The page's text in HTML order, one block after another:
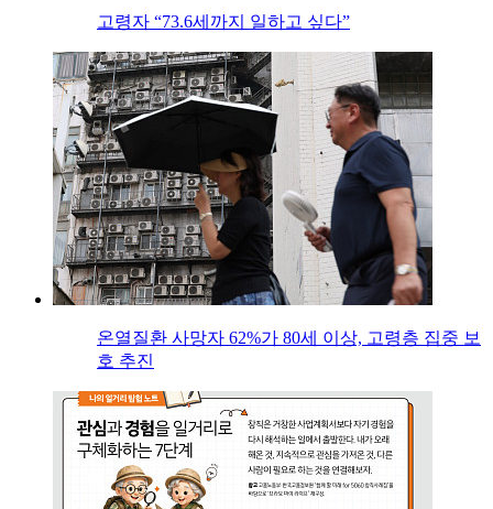
고령자 “73.6세까지 일하고 싶다”
온열질환 사망자 62%가 80세 이상, 고령층 집중 보
호 추진